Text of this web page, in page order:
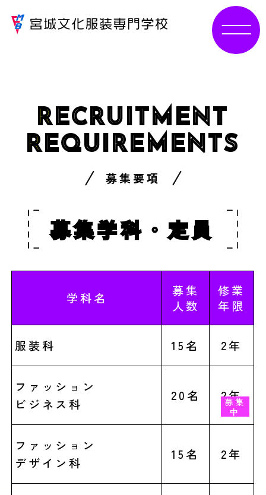
R ECRUITMENT
R EQUIREMENTS
募集要項
募集学科・定員
学科名
募集
人数
修業
年限
服装科
募集
中
15名 2年
ファッション
ビジネス科
募集
中
20名 2年
ファッション
デザイン科
募集
中
15名 2年
募集
中